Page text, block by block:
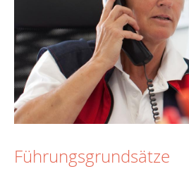
Führungsgrundsätze